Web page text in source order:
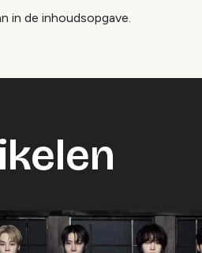
in de inhoudsopgave.